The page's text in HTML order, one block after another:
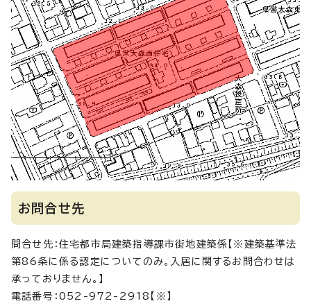
お問合せ先
問合せ先：住宅都市局建築指導課市街地建築係【※建築基準法
第86条に係る認定についてのみ。入居に関するお問合わせは
承っておりません。】
電話番号：052-972-2918【※】